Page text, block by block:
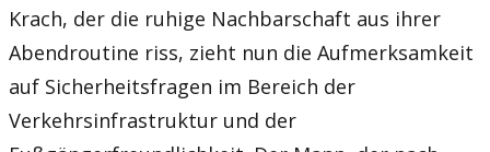
Krach, der die ruhige Nachbarschaft aus ihrer
Abendroutine riss, zieht nun die Aufmerksamkeit
auf Sicherheitsfragen im Bereich der
Verkehrsinfrastruktur und der